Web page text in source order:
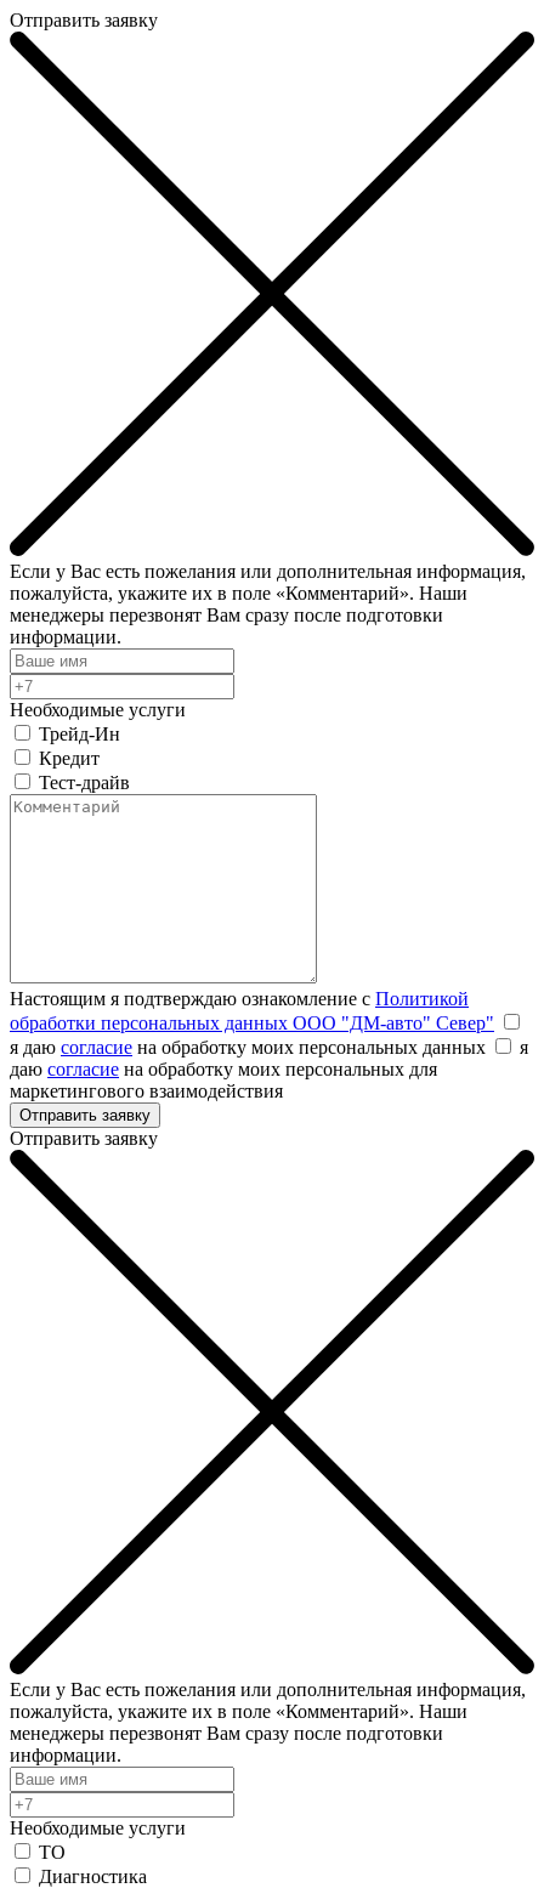
Отправить заявку
Если у Вас есть пожелания или дополнительная информация,
пожалуйста, укажите их в поле «Комментарий». Наши
менеджеры перезвонят Вам сразу после подготовки
информации.
Необходимые услуги
Трейд-Ин
Кредит
Тест-драйв
Настоящим я подтверждаю ознакомление с Политикой
обработки персональных данных ООО "ДМ-авто" Север"
я даю согласие на обработку моих персональных данных
я
даю согласие на обработку моих персональных для
маркетингового взаимодействия
Отправить заявку
Если у Вас есть пожелания или дополнительная информация,
пожалуйста, укажите их в поле «Комментарий». Наши
менеджеры перезвонят Вам сразу после подготовки
информации.
Необходимые услуги
ТО
Диагностика